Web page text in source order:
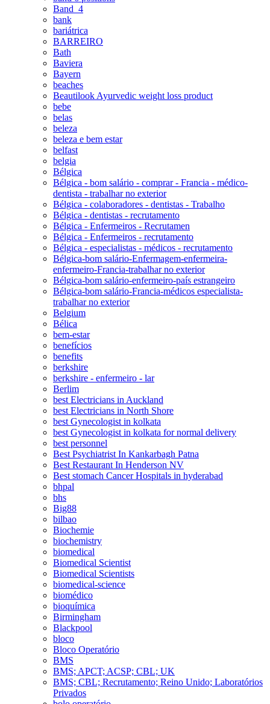
Band_4
bank
bariátrica
BARREIRO
Bath
Baviera
Bayern
beaches
Beautilook Ayurvedic weight loss product
bebe
belas
beleza
beleza e bem estar
belfast
belgia
Bélgica
Bélgica - bom salário - comprar - Francia - médico-
dentista - trabalhar no exterior
Bélgica - colaboradores - dentistas - Trabalho
Bélgica - dentistas - recrutamento
Bélgica - Enfermeiros - Recrutamen
Bélgica - Enfermeiros - recrutamento
Bélgica - especialistas - médicos - recrutamento
Bélgica-bom salário-Enfermagem-enfermeira-
enfermeiro-Francia-trabalhar no exterior
Bélgica-bom salário-enfermeiro-país estrangeiro
Bélgica-bom salário-Francia-médicos especialista-
trabalhar no exterior
Belgium
Bélica
bem-estar
benefícios
benefits
berkshire
berkshire - enfermeiro - lar
Berlim
best Electricians in Auckland
best Electricians in North Shore
best Gynecologist in kolkata
best Gynecologist in kolkata for normal delivery
best personnel
Best Psychiatrist In Kankarbagh Patna
Best Restaurant In Henderson NV
Best stomach Cancer Hospitals in hyderabad
bhpal
bhs
Big88
bilbao
Biochemie
biochemistry
biomedical
Biomedical Scientist
Biomedical Scientists
biomedical-science
biomédico
bioquímica
Birmingham
Blackpool
bloco
Bloco Operatório
BMS
BMS; APCT; ACSP; CBL; UK
BMS; CBL; Recrutamento; Reino Unido; Laboratórios
Privados